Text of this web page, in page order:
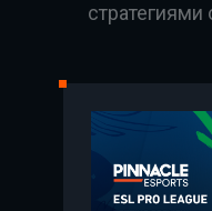
стратегиями